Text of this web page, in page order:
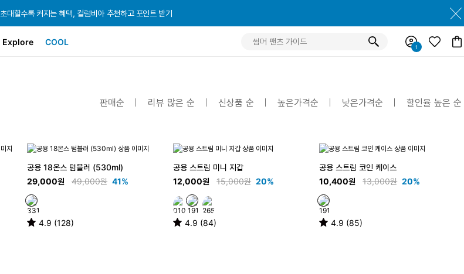
초대할수록 커지는 혜택, 컬럼비아 추천하고 포인트 받기
초대할수록 커지는 혜택, 컬럼비아 추천하고 포인트 받기
초대할수록 커지는 혜택, 컬럼비아 추천하고 포인트 받기
Explore COOL
판매순 리뷰 많은 순 신상품 순 높은가격순 낮은가격순 할인율 높은 순
공용 18온스 텀블러 (530ml)
29,000원
49,000원 41%
4.9 (128)
공용 스트림 미니 지갑
12,000원
15,000원 20%
4.9 (84)
공용 스트림 코인 케이스
10,400원
13,000원 20%
4.9 (85)